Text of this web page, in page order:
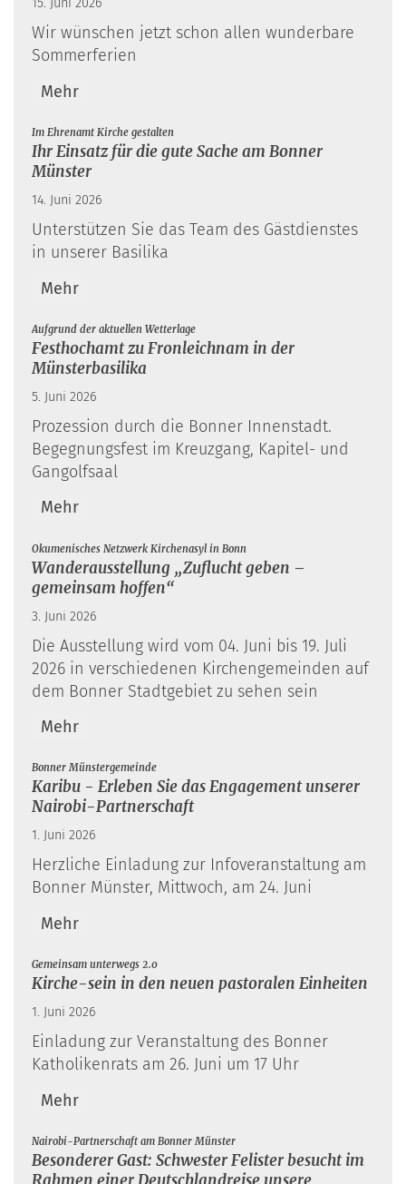
15. Juni 2026
Wir wünschen jetzt schon allen wunderbare
Sommerferien
Mehr
Im Ehrenamt Kirche gestalten
Ihr Einsatz für die gute Sache am Bonner
Münster
14. Juni 2026
Unterstützen Sie das Team des Gästdienstes
in unserer Basilika
Mehr
Aufgrund der aktuellen Wetterlage:
Festhochamt zu Fronleichnam in der
Münsterbasilika
5. Juni 2026
Prozession durch die Bonner Innenstadt.
Begegnungsfest im Kreuzgang, Kapitel- und
Gangolfsaal
Mehr
Ökumenisches Netzwerk Kirchenasyl in Bonn
Wanderausstellung „Zuflucht geben –
gemeinsam hoffen“
3. Juni 2026
Die Ausstellung wird vom 04. Juni bis 19. Juli
2026 in verschiedenen Kirchengemeinden auf
dem Bonner Stadtgebiet zu sehen sein
Mehr
Bonner Münstergemeinde:
Karibu - Erleben Sie das Engagement unserer
Nairobi-Partnerschaft
1. Juni 2026
Herzliche Einladung zur Infoveranstaltung am
Bonner Münster, Mittwoch, am 24. Juni
Mehr
Gemeinsam unterwegs 2.0:
Kirche-sein in den neuen pastoralen Einheiten
1. Juni 2026
Einladung zur Veranstaltung des Bonner
Katholikenrats am 26. Juni um 17 Uhr
Mehr
Nairobi-Partnerschaft am Bonner Münster:
Besonderer Gast: Schwester Felister besucht im